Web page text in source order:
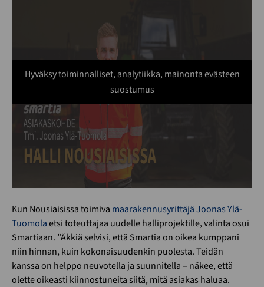
Hyväksy toiminnalliset, analytiikka, mainonta evästeen
suostumus
Kun Nousiaisissa toimiva maarakennusyrittäjä Joonas Ylä-
Tuomolaetsi toteuttajaa uudelle halliprojektille, valinta osui
Smartiaan. ”Äkkiä selvisi, että Smartia on oikea kumppani
niin hinnan, kuin kokonaisuudenkin puolesta. Teidän
kanssa on helppo neuvotella ja suunnitella – näkee, että
olette oikeasti kiinnostuneita siitä, mitä asiakas haluaa.